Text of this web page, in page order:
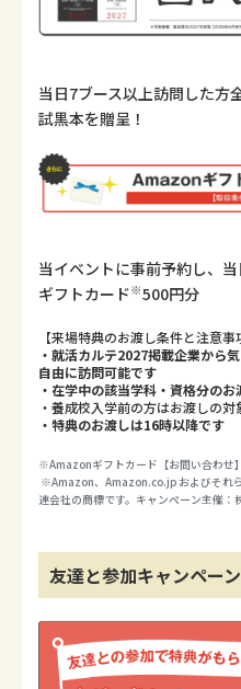
当日7ブース以上訪問した方
試黒本を贈呈！
当イベントに事前予約し、
ギフトカード※500円分
【来場特典のお渡し条件と注意事
・就活カルテ2027掲載企業から
自由に訪問可能です
・在学中の該当学科・資格分の
・養成校入学前の方はお渡しの
・特典のお渡しは16時以降です
※Amazonギフトカード【お問い合わせ】
※Amazon、Amazon.co.jp およびそれ
連会社の商標です。キャンペーン主催：
友達と参加キャンペーン